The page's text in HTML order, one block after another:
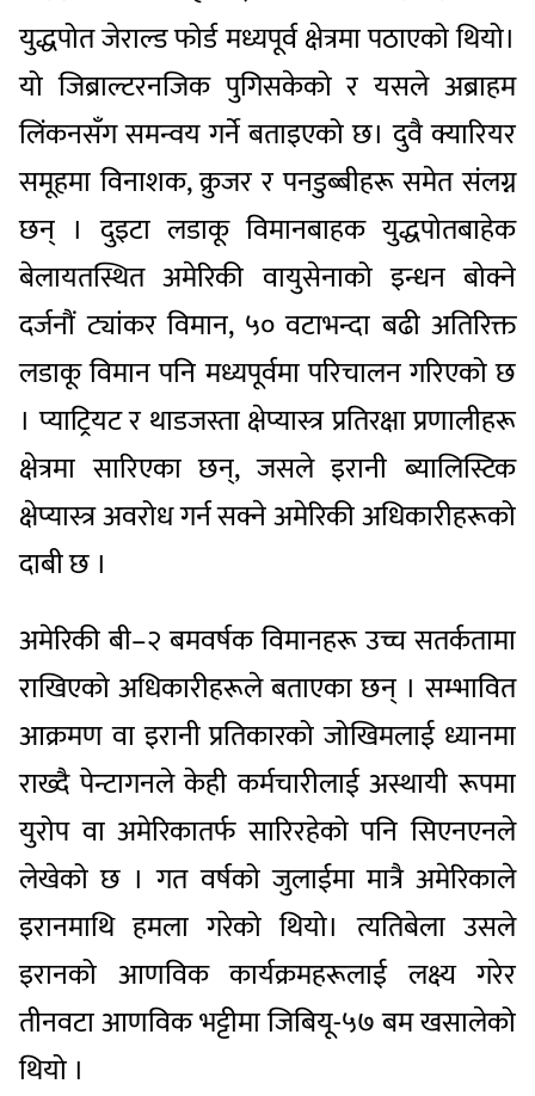
युद्धपोत जेराल्ड फोर्ड मध्यपूर्व क्षेत्रमा पठाएको थियो।
यो जिब्राल्टरनजिक पुगिसकेको र यसले अब्राहम
लिंकनसँग समन्वय गर्ने बताइएको छ। दुवै क्यारियर
समूहमा विनाशक, क्रुजर र पनडुब्बीहरू समेत संलग्न
छन् । दुइटा लडाकू विमानबाहक युद्धपोतबाहेक
बेलायतस्थित अमेरिकी वायुसेनाको इन्धन बोक्ने
दर्जनौं ट्यांकर विमान, ५० वटाभन्दा बढी अतिरिक्त
लडाकू विमान पनि मध्यपूर्वमा परिचालन गरिएको छ
। प्याट्रियट र थाडजस्ता क्षेप्यास्त्र प्रतिरक्षा प्रणालीहरू
क्षेत्रमा सारिएका छन्, जसले इरानी ब्यालिस्टिक
क्षेप्यास्त्र अवरोध गर्न सक्ने अमेरिकी अधिकारीहरूको
दाबी छ ।
अमेरिकी बी–२ बमवर्षक विमानहरू उच्च सतर्कतामा
राखिएको ‍अधिकारीहरूले बताएका छन् । सम्भावित
आक्रमण वा इरानी प्रतिकारको जोखिमलाई ध्यानमा
राख्दै पेन्टागनले केही कर्मचारीलाई अस्थायी रूपमा
युरोप वा अमेरिकातर्फ सारिरहेको पनि सिएनएनले
लेखेको छ । गत वर्षको जुलाईमा मात्रै अमेरिकाले
इरानमाथि हमला गरेको थियो। त्यतिबेला उसले
इरानको आणविक कार्यक्रमहरूलाई लक्ष्य गरेर
तीनवटा आणविक भट्टीमा जिबियू-५७ बम खसालेको
थियो ।